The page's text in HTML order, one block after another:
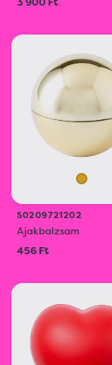
S0209721202
Ajakbalzsam
456 Ft